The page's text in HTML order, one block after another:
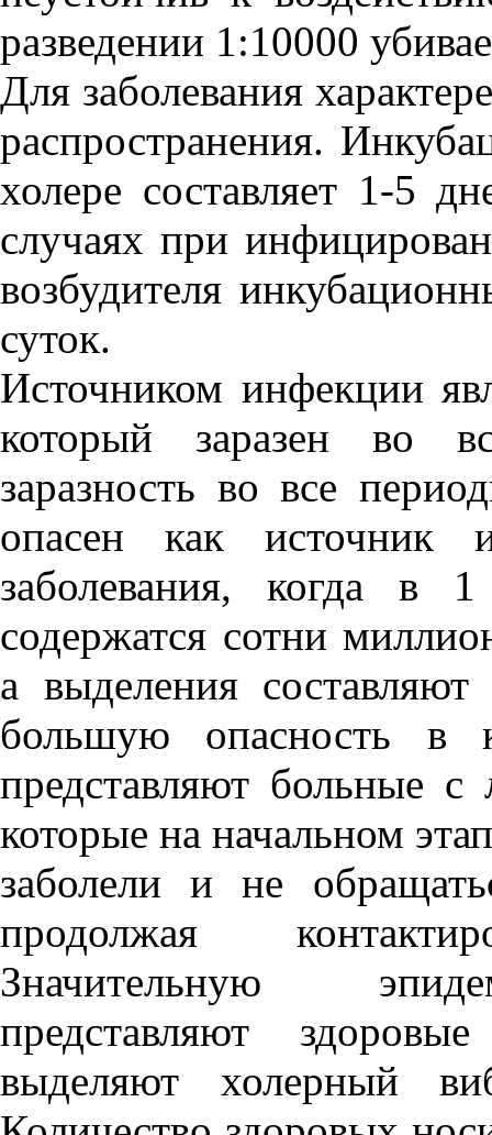
разведении 1:10000
Для заболевания
распространения.
холере составляет 1-5
случаях при
возбудителя
суток.
Источником инфекции
который заразен во
заразность во все
опасен как источник
заболевания, когда в
содержатся сотни
а выделения
большую опасность в
представляют больные с
которые на начальном
заболели и не
продолжая
Значительную
представляют
выделяют холерный